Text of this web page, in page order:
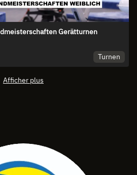
Gerätturnen
Turnen
Afficher plus